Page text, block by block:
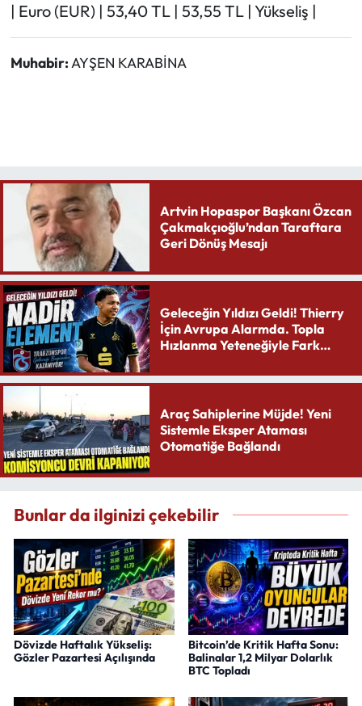
| Euro (EUR) | 53,40 TL | 53,55 TL | Yükseliş |
Muhabir:AYŞEN KARABİNA
Artvin Hopaspor Başkanı Özcan
Çakmakçıoğlu’ndan Taraftara
Geri Dönüş Mesajı
Geleceğin Yıldızı Geldi! Thierry
İçin Avrupa Alarmda. Topla
Hızlanma Yeteneğiyle Fark
Araç Sahiplerine Müjde! Yeni
Sistemle Eksper Ataması
Otomatiğe Bağlandı
Bunlar da ilginizi çekebilir
Dövizde Haftalık Yükseliş:
Gözler Pazartesi Açılışında
Bitcoin’de Kritik Hafta Sonu:
Balinalar 1,2 Milyar Dolarlık
BTC Topladı